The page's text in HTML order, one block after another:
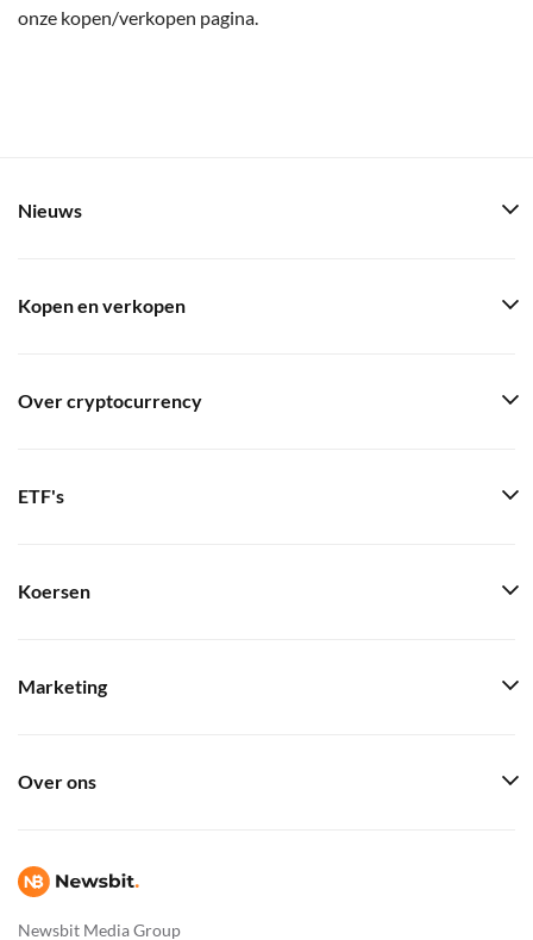
onze kopen/verkopen pagina.
Newsbit Media Group
Nieuws
Kopen en verkopen
Over cryptocurrency
ETF's
Koersen
Marketing
Over ons